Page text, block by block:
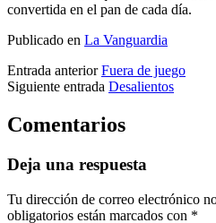
convertida en el pan de cada día.
Publicado en La Vanguardia
Entrada anterior Fuera de juego
Siguiente entrada Desalientos
Comentarios
Deja una respuesta
Tu dirección de correo electrónico
obligatorios están marcados con *